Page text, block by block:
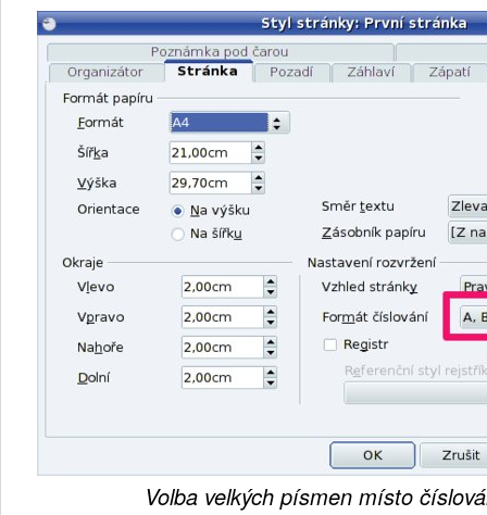
Volba velkých písmen místo